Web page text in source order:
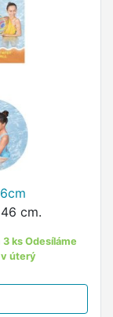
cm.
3 ks Odesíláme
v úterý